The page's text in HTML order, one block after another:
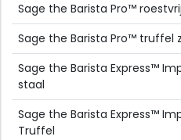
Sage the Barista Pro™
Sage the Barista Pro™ truffel
Sage the Barista Express™
staal
Sage the Barista Express™
Truffel